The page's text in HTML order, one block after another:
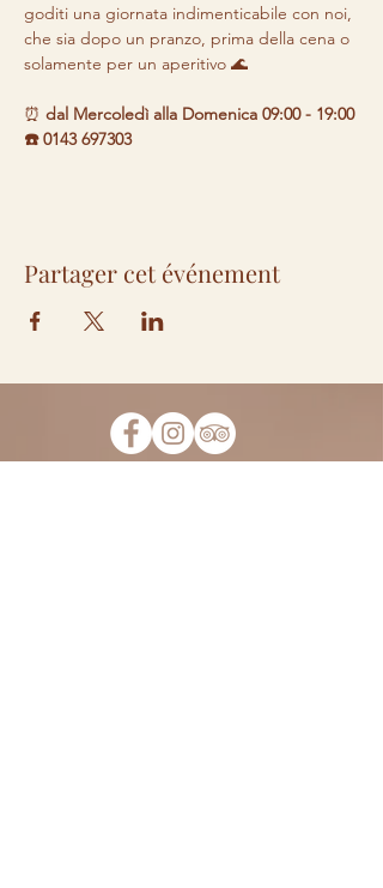
goditi una giornata indimenticabile con noi,
che sia dopo un pranzo, prima della cena o
solamente per un aperitivo 🌊
⏰ dal Mercoledì alla Domenica 09:00 - 19:00
☎️ 0143 697303
Partager cet événement